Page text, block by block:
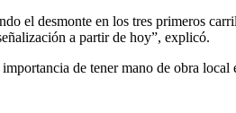
el desmonte en los tres primeros
a partir de hoy”, explicó.
de tener mano de obra